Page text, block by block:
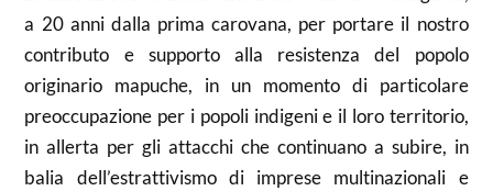
a 20 anni dalla prima carovana, per portare il nostro
contributo e supporto alla resistenza del popolo
originario mapuche, in un momento di particolare
preoccupazione per i popoli indigeni e il loro territorio,
in allerta per gli attacchi che continuano a subire, in
balia dell’estrattivismodi imprese multinazionali e